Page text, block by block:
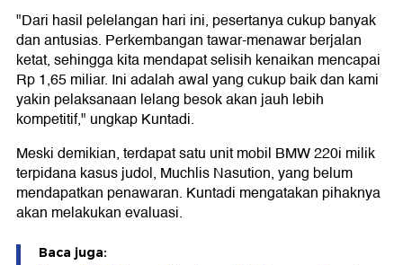
"Dari hasil pelelangan hari ini, pesertanya cukup banyak
dan antusias. Perkembangan tawar-menawar berjalan
ketat, sehingga kita mendapat selisih kenaikan mencapai
Rp 1,65 miliar. Ini adalah awal yang cukup baik dan kami
yakin pelaksanaan lelang besok akan jauh lebih
kompetitif," ungkap Kuntadi.
Meski demikian, terdapat satu unit mobil BMW 220i milik
terpidana kasus judol, Muchlis Nasution, yang belum
mendapatkan penawaran. Kuntadi mengatakan pihaknya
akan melakukan evaluasi.
Baca juga: